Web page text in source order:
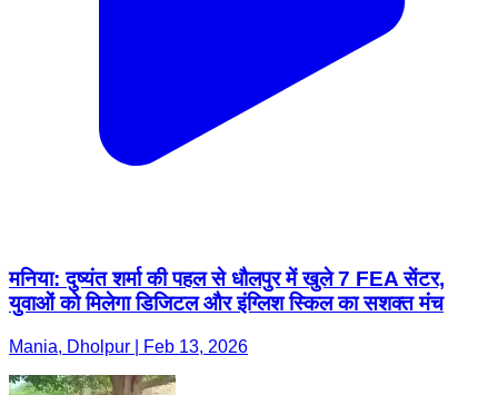
मनिया: दुष्यंत शर्मा की पहल से धौलपुर में खुले 7 FEA सेंटर,
युवाओं को मिलेगा डिजिटल और इंग्लिश स्किल का सशक्त मंच
Mania, Dholpur | Feb 13, 2026